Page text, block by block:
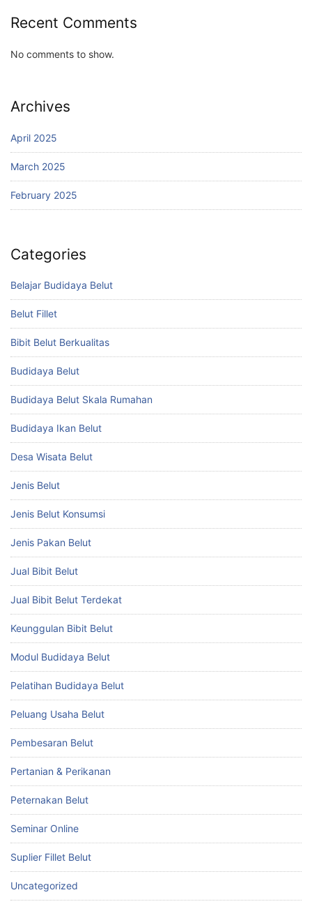
Recent Comments
No comments to show.
Archives
April 2025
March 2025
February 2025
Categories
Belajar Budidaya Belut
Belut Fillet
Bibit Belut Berkualitas
Budidaya Belut
Budidaya Belut Skala Rumahan
Budidaya Ikan Belut
Desa Wisata Belut
Jenis Belut
Jenis Belut Konsumsi
Jenis Pakan Belut
Jual Bibit Belut
Jual Bibit Belut Terdekat
Keunggulan Bibit Belut
Modul Budidaya Belut
Pelatihan Budidaya Belut
Peluang Usaha Belut
Pembesaran Belut
Pertanian & Perikanan
Peternakan Belut
Seminar Online
Suplier Fillet Belut
Uncategorized